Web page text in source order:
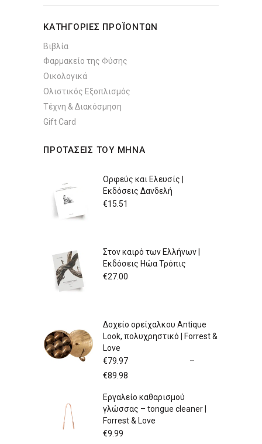
ΚΑΤΗΓΟΡΙΕΣ ΠΡΟΪΟΝΤΩΝ
Βιβλία
Φαρμακείο της Φύσης
Οικολογικά
Ολιστικός Εξοπλισμός
Τέχνη & Διακόσμηση
Gift Card
ΠΡΟΤΑΣΕΙΣ ΤΟΥ ΜΗΝΑ
Ορφεύς και Ελευσίς |
Εκδόσεις Δανδελή
€15.51
Στον καιρό των Ελλήνων |
Εκδόσεις Ηώα Τρόπις
€27.00
Δοχείο ορείχαλκου Antique
Look, πολυχρηστικό | Forrest &
Love
€79.97
–
€89.98
through
Εργαλείο καθαρισμού
γλώσσας – tongue cleaner |
Forrest & Love
€9.99